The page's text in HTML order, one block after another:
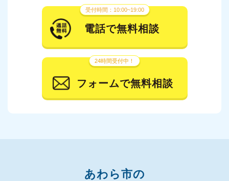
受付時間：10:00~19:00
電話で無料相談
24時間受付中！
フォームで無料相談
あわら市の